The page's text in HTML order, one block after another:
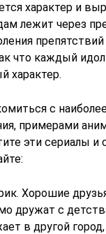
характер и
лежит через
что каждый
характер.
с
примерами
эти сериалы и
Хорошие
дружат с
в другой